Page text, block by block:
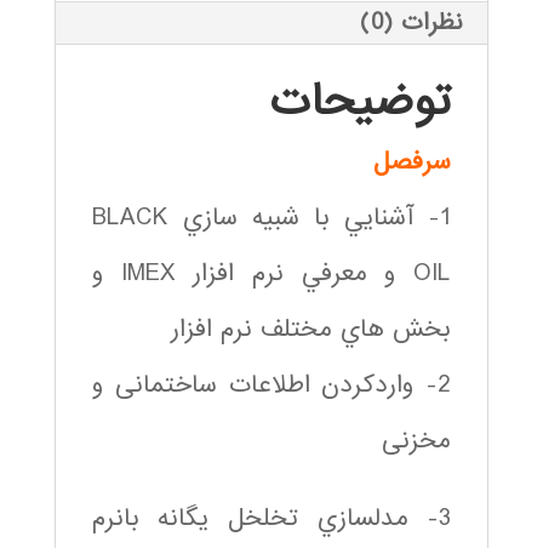
نظرات (0)
توضیحات
سرفصل
1- آشنايي با شبيه سازي BLACK
OIL و معرفي نرم افزار IMEX و
بخش هاي مختلف نرم افزار
2- واردكردن اطلاعات ساختمانی و
مخزنی
3- مدلسازي تخلخل يگانه بانرم